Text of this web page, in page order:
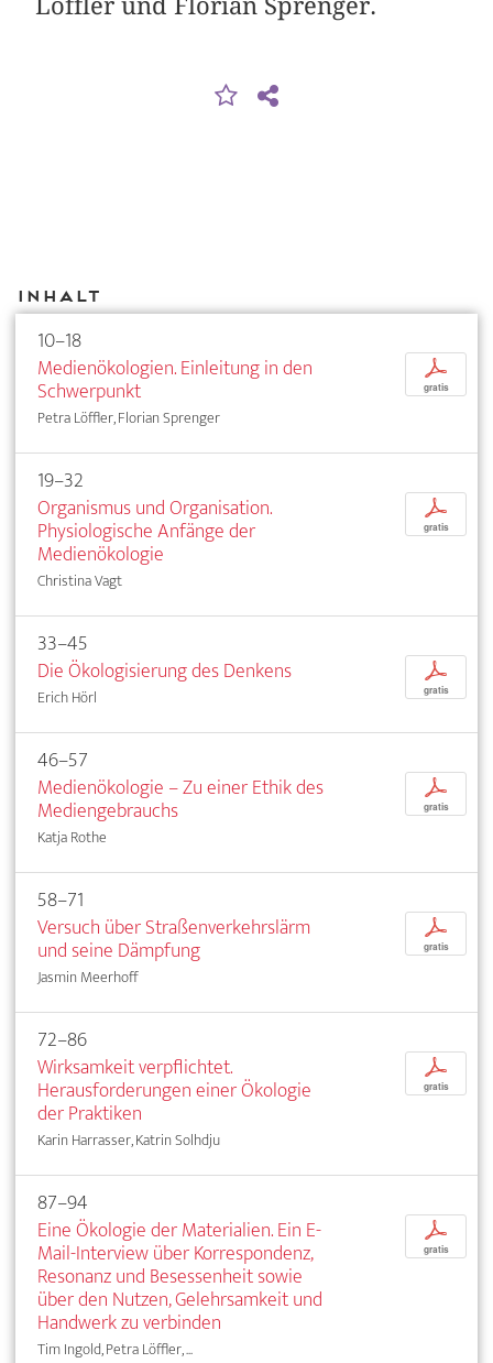
Inhalt
10–18
Medienökologien. Einleitung in den
Schwerpunkt
Petra Löffler, Florian Sprenger
p
gratis
19–32
Organismus und Organisation.
Physiologische Anfänge der
Medienökologie
Christina Vagt
p
gratis
33–45
Die Ökologisierung des Denkens
Erich Hörl
p
gratis
46–57
Medienökologie – Zu einer Ethik des
Mediengebrauchs
Katja Rothe
p
gratis
58–71
Versuch über Straßenverkehrslärm
und seine Dämpfung
Jasmin Meerhoff
p
gratis
72–86
Wirksamkeit verpflichtet.
Herausforderungen einer Ökologie
der Praktiken
Karin Harrasser, Katrin Solhdju
p
gratis
87–94
Eine Ökologie der Materialien. Ein E-
Mail-Interview über Korrespondenz,
Resonanz und Besessenheit sowie
über den Nutzen, Gelehrsamkeit und
Handwerk zu verbinden
Tim Ingold, Petra Löffler, ...
p
gratis